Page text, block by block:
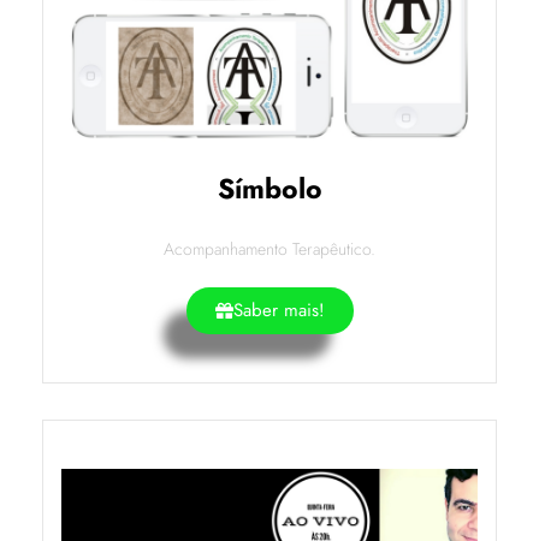
Símbolo
Acompanhamento Terapêutico.
Saber mais!